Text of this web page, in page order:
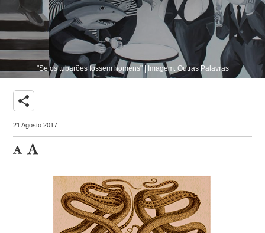
"Se os tubarões fossem homens" | Imagem: Outras Palavras
share
21 Agosto 2017